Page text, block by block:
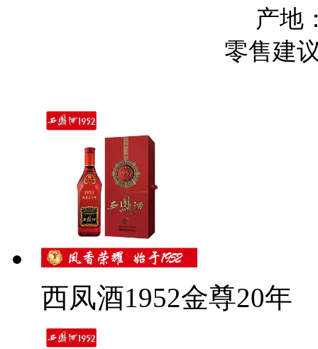
产地
零售建
西凤酒1952金尊20年